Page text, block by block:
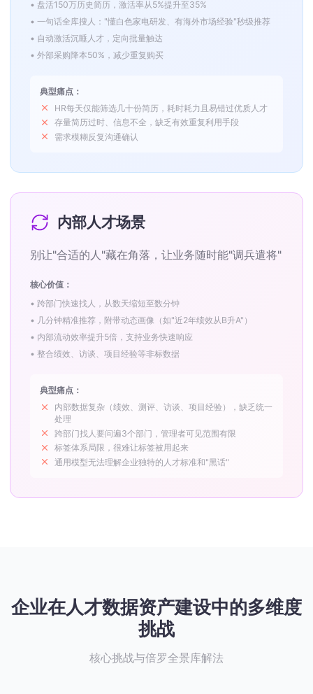
• 盘活150万历史简历，激活率从5%提升至35%
• 一句话全库搜人："懂白色家电研发、有海外市场经验"秒级推荐
• 自动激活沉睡人才，定向批量触达
• 外部采购降本50%，减少重复购买
典型痛点：
HR每天仅能筛选几十份简历，耗时耗力且易错过优质人才
存量简历过时、信息不全，缺乏有效重复利用手段
需求模糊反复沟通确认
内部人才场景
别让"合适的人"藏在角落，让业务随时能"调兵遣将"
核心价值：
• 跨部门快速找人，从数天缩短至数分钟
• 几分钟精准推荐，附带动态画像（如"近2年绩效从B升A"）
• 内部流动效率提升5倍，支持业务快速响应
• 整合绩效、访谈、项目经验等非标数据
典型痛点：
内部数据复杂（绩效、测评、访谈、项目经验），缺乏统一
处理
跨部门找人要问遍3个部门，管理者可见范围有限
标签体系局限，很难让标签被用起来
通用模型无法理解企业独特的人才标准和"黑话"
企业在人才数据资产建设中的多维度
挑战
核心挑战与倍罗全景库解法